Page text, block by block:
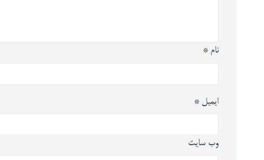
نام *
ایمیل *
وب‌ سایت